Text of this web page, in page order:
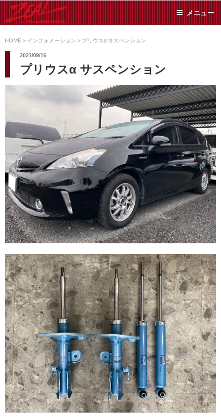
ン
ツ
ス
SUMIYAMA
た日常メンテから各種チ
ューニングまで、車に関
することならジャンルフ
リーでお任せください!
メニュー
HOME > インフォメーション > プリウスα サスペンション
2021/09/16
プリウスα サスペンション